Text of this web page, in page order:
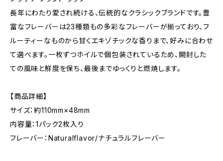
長年にわたり愛され続ける、伝統的なクラシックブランドです。豊
富なフレーバーは23種類もの多彩なフレーバーが揃っており、フ
ルーティーなものから甘くエキゾチックな香りまで、好みに合わせ
て選べます。一枚ずつホイルで個包装されているため、開封した
ての風味と鮮度を保ち、最後までゆっくりと燃焼します。
【商品詳細】
サイズ：約110mm×48mm
内容量：1パック2枚入り
フレーバー：Naturalflavor/ナチュラルフレーバー